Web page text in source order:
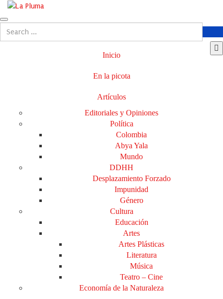
Inicio
En la picota
Artículos
Editoriales y Opiniones
Política
Colombia
Abya Yala
Mundo
DDHH
Desplazamiento Forzado
Impunidad
Género
Cultura
Educación
Artes
Artes Plásticas
Literatura
Música
Teatro – Cine
Economía de la Naturaleza